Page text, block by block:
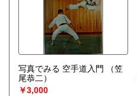
写真でみる 空手道入門
（笠
尾恭二）
￥3,000